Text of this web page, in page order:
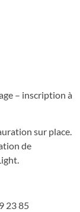
– inscription à
sur place.
de
23 85